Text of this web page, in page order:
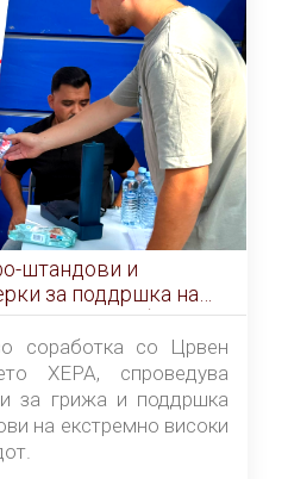
штандови и
за поддршка на
на топлотен бран
соработка со Црвен
ХЕРА, спроведува
за грижа и поддршка
на екстремно високи